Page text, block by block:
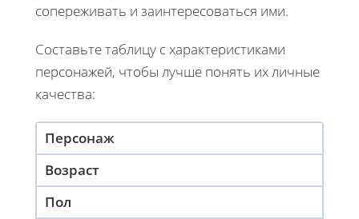
сопереживать и заинтересоваться ими.
Составьте таблицу с характеристиками
персонажей, чтобы лучше понять их личные
качества:
Персонаж
Возраст
Пол